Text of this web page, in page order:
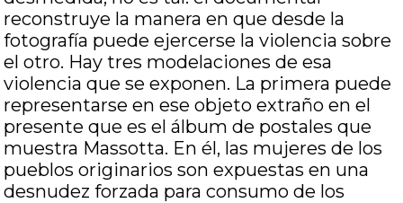
reconstruye la manera en que desde la
fotografía puede ejercerse la violencia sobre
el otro. Hay tres modelaciones de esa
violencia que se exponen. La primera puede
representarse en ese objeto extraño en el
presente que es el álbum de postales que
muestra Massotta. En él, las mujeres de los
pueblos originarios son expuestas en una
desnudez forzada para consumo de los